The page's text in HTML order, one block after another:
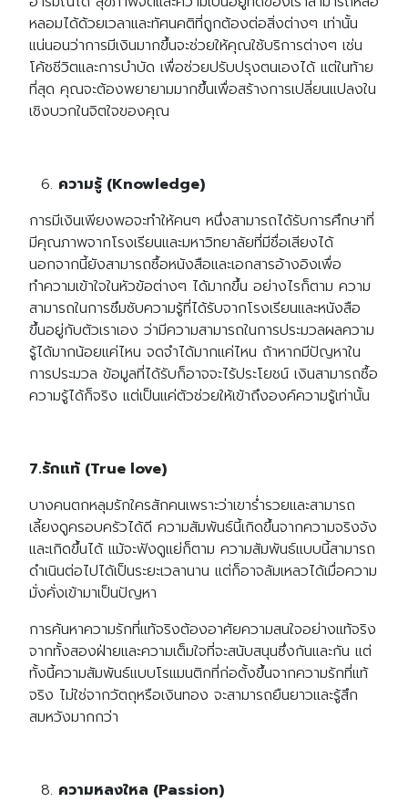
หลอมได้ด้วยเวลาและทัศนคติที่ถูกต้องต่อสิ่งต่างๆ เท่านั้น
แน่นอนว่าการมีเงินมากขึ้นจะช่วยให้คุณใช้บริการต่างๆ เช่น
โค้ชชีวิตและการบำบัด เพื่อช่วยปรับปรุงตนเองได้ แต่ในท้าย
ที่สุด คุณจะต้องพยายามมากขึ้นเพื่อสร้างการเปลี่ยนแปลงใน
เชิงบวกในจิตใจของคุณ
ความรู้ (Knowledge)
การมีเงินเพียงพอจะทำให้คนๆ หนึ่งสามารถได้รับการศึกษาที่
มีคุณภาพจากโรงเรียนและมหาวิทยาลัยที่มีชื่อเสียงได้
นอกจากนี้ยังสามารถซื้อหนังสือและเอกสารอ้างอิงเพื่อ
ทำความเข้าใจในหัวข้อต่างๆ ได้มากขึ้น อย่างไรก็ตาม ความ
สามารถในการซึมซับความรู้ที่ได้รับจากโรงเรียนและหนังสือ
ขึ้นอยู่กับตัวเราเอง ว่ามีความสามารถในการประมวลผลความ
รู้ได้มากน้อยแค่ไหน จดจำได้มากแค่ไหน ถ้าหากมีปัญหาใน
การประมวล ข้อมูลที่ได้รับก็อาจจะไร้ประโยชน์ เงินสามารถซื้อ
ความรู้ได้ก็จริง แต่เป็นแค่ตัวช่วยให้เข้าถึงองค์ความรู้เท่านั้น
7.รักแท้ (True love)
บางคนตกหลุมรักใครสักคนเพราะว่าเขาร่ำรวยและสามารถ
เลี้ยงดูครอบครัวได้ดี ความสัมพันธ์นี้เกิดขึ้นจากความจริงจัง
และเกิดขึ้นได้ แม้จะฟังดูแย่ก็ตาม ความสัมพันธ์แบบนี้สามารถ
ดำเนินต่อไปได้เป็นระยะเวลานาน แต่ก็อาจล้มเหลวได้เมื่อความ
มั่งคั่งเข้ามาเป็นปัญหา
การค้นหาความรักที่แท้จริงต้องอาศัยความสนใจอย่างแท้จริง
จากทั้งสองฝ่ายและความเต็มใจที่จะสนับสนุนซึ่งกันและกัน แต่
ทั้งนี้ความสัมพันธ์แบบโรแมนติกที่ก่อตั้งขึ้นจากความรักที่แท้
จริง ไม่ใช่จากวัตถุหรือเงินทอง จะสามารถยืนยาวและรู้สึก
สมหวังมากกว่า
ความหลงใหล (Passion)